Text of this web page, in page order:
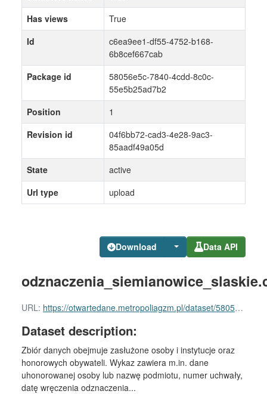
Download Data API
URL: https://otwartedane.metropoliagzm.pl/dataset/58056e5c-7840-4cdd-8c0c-55e5b25ad7b2/resource/c6ea9ee1-df55-4752-b168-6b8cef667cab/download/odznaczenia_siemianowice_slaskie.csv
Dataset description:
Zbiór danych obejmuje zasłużone osoby i instytucje oraz
honorowych obywateli. Wykaz zawiera m.in. dane
uhonorowanej osoby lub nazwę podmiotu, numer uchwały,
datę wręczenia odznaczenia...
Has views
True
Id
c6ea9ee1-df55-4752-b168-
6b8cef667cab
Package id
58056e5c-7840-4cdd-8c0c-
55e5b25ad7b2
Position
1
Revision id
04f6bb72-cad3-4e28-9ac3-
85aadf49a05d
State
active
Url type
upload